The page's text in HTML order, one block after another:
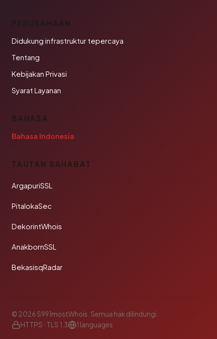
PERUSAHAAN
Didukung infrastruktur tepercaya
Tentang
Kebijakan Privasi
Syarat Layanan
BAHASA
Bahasa Indonesia
TAUTAN SAHABAT
ArgapuriSSL
PitalokaSec
DekorintWhois
AnakbornSSL
BekasisqRadar
© 2026 S991mostWhois. Semua hak dilindungi.
HTTPS · TLS 1.3
1 languages